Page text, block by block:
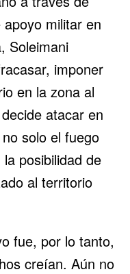
militar en
Soleimani
imponer
en la zona al
atacar en
solo el fuego
posibilidad de
al territorio
fue, por lo tanto,
creían. Aún no